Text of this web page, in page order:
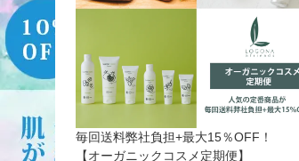
毎回送料弊社負担+最大15％OFF！
【オーガニックコスメ定期便】